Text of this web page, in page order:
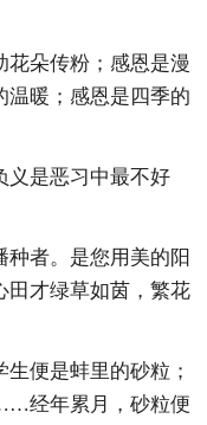
花朵传粉；感恩是漫
温暖；感恩是四季的
义是恶习中最不好
者。是您用美的阳
田才绿草如茵，繁花
便是蚌里的砂粒；
经年累月，砂粒便